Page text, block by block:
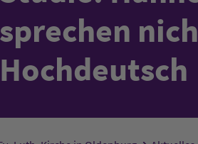
sprechen
Hochdeutsch